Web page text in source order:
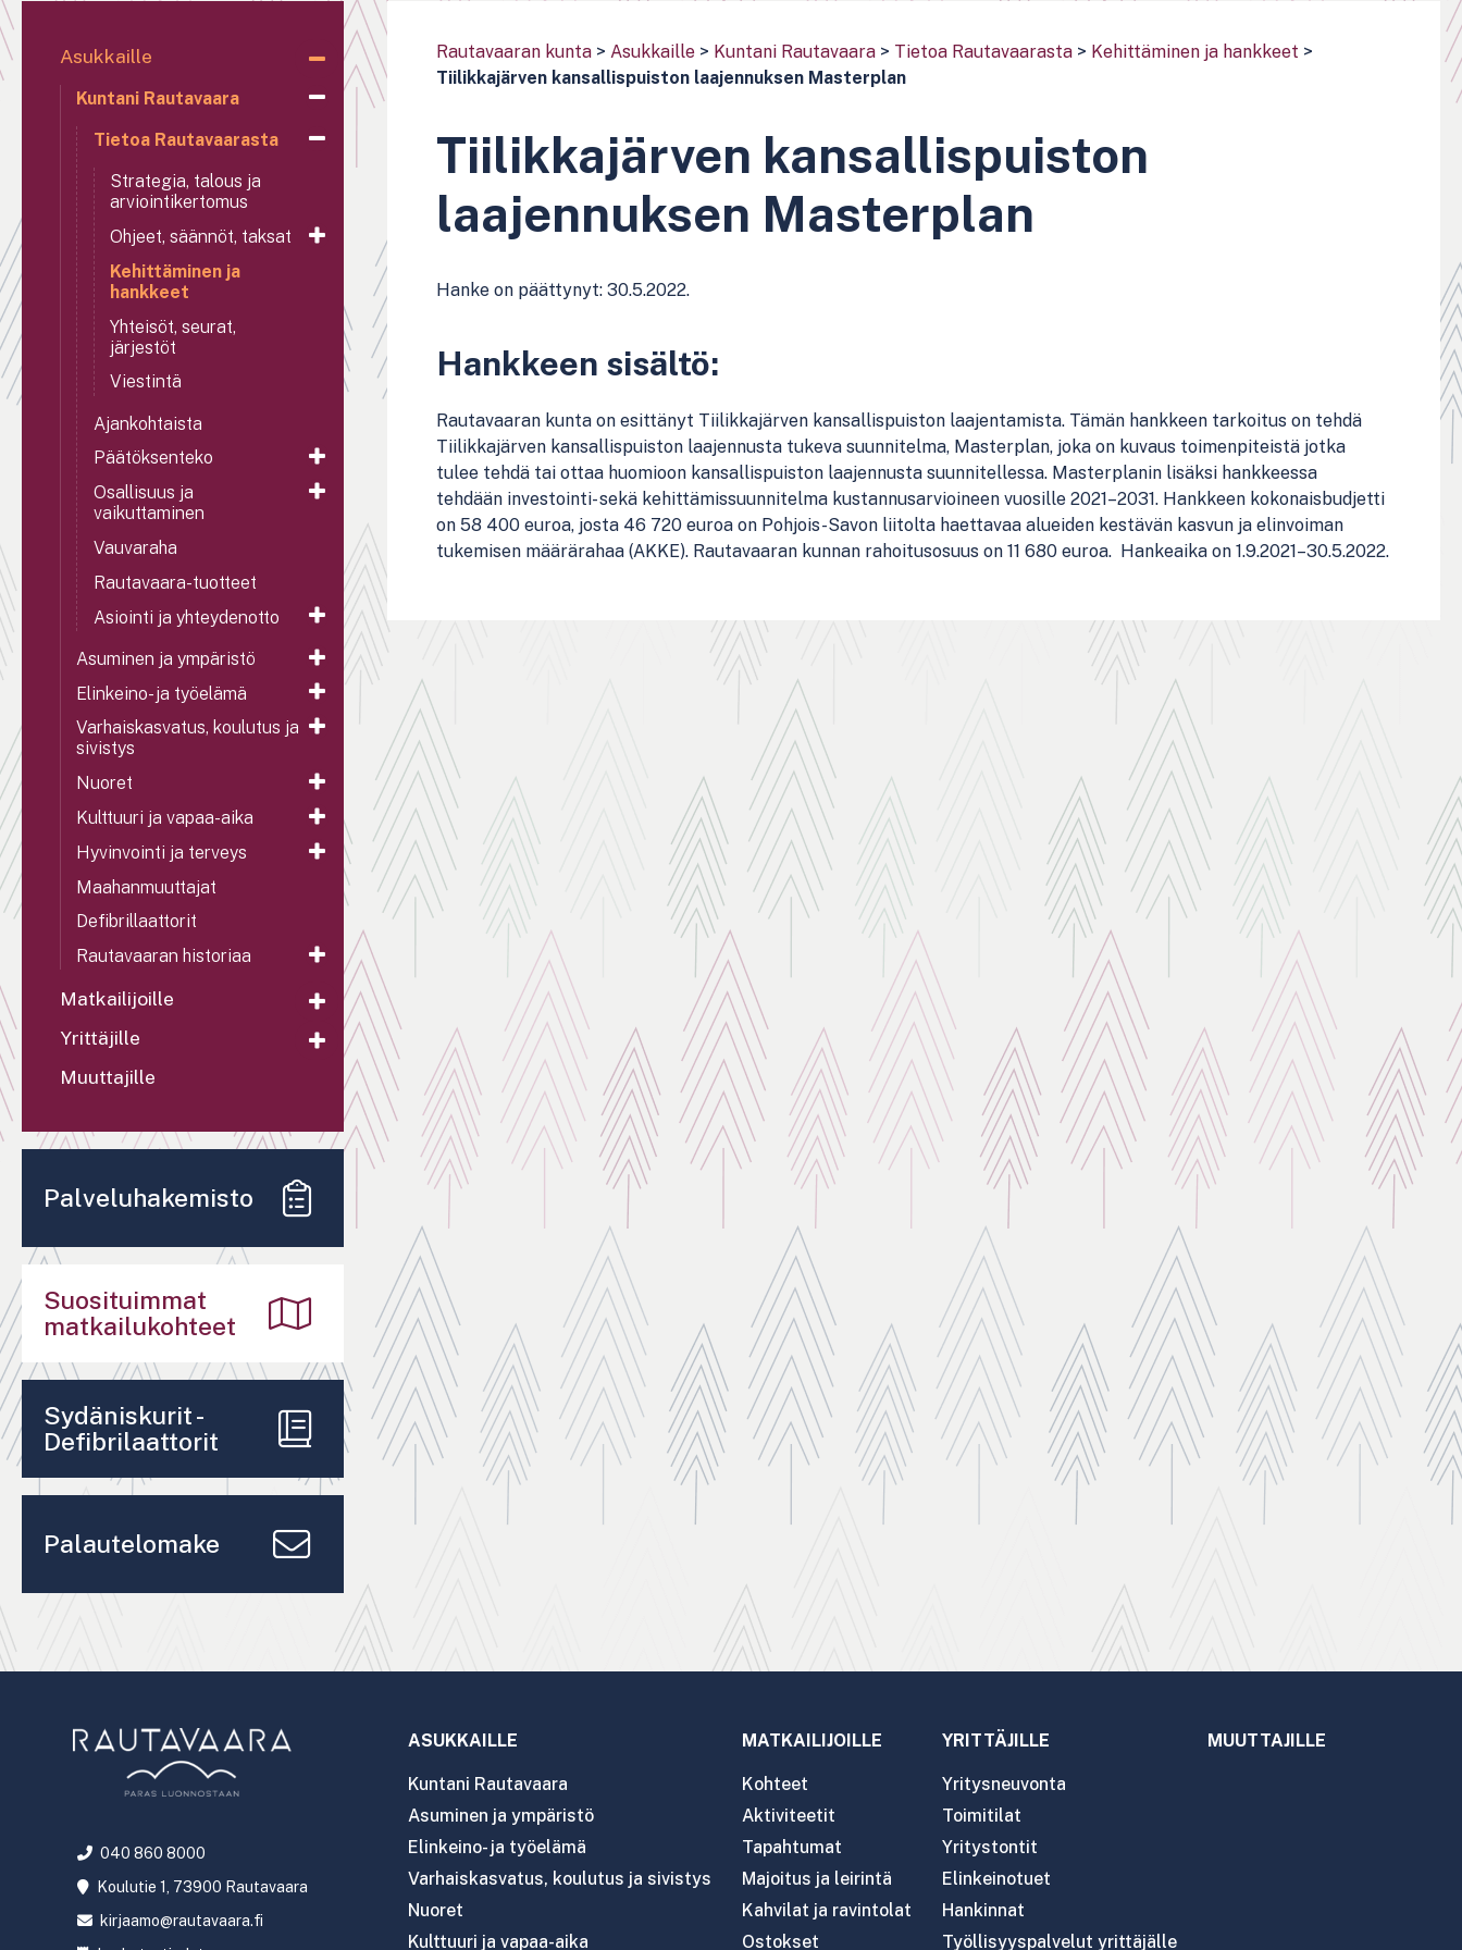
Rautavaaran kunta > Asukkaille > Kuntani Rautavaara > Tietoa Rautavaarasta > Kehittäminen ja hankkeet >
Tiilikkajärven kansallispuiston laajennuksen Masterplan
Tiilikkajärven kansallispuiston
laajennuksen Masterplan
Hanke on päättynyt: 30.5.2022.
Hankkeen sisältö:
Rautavaaran kunta on esittänyt Tiilikkajärven kansallispuiston laajentamista. Tämän hankkeen tarkoitus on tehdä
Tiilikkajärven kansallispuiston laajennusta tukeva suunnitelma, Masterplan, joka on kuvaus toimenpiteistä jotka
tulee tehdä tai ottaa huomioon kansallispuiston laajennusta suunnitellessa. Masterplanin lisäksi hankkeessa
tehdään investointi- sekä kehittämissuunnitelma kustannusarvioineen vuosille 2021–2031. Hankkeen kokonaisbudjetti
on 58 400 euroa, josta 46 720 euroa on Pohjois-Savon liitolta haettavaa alueiden kestävän kasvun ja elinvoiman
tukemisen määrärahaa (AKKE). Rautavaaran kunnan rahoitusosuus on 11 680 euroa. Hankeaika on 1.9.2021–30.5.2022.
Asukkaille
Kuntani Rautavaara
Tietoa Rautavaarasta
Strategia, talous ja
arviointikertomus
Ohjeet, säännöt, taksat
Kehittäminen ja
hankkeet
Yhteisöt, seurat,
järjestöt
Viestintä
Ajankohtaista
Päätöksenteko
Osallisuus ja
vaikuttaminen
Vauvaraha
Rautavaara-tuotteet
Asiointi ja yhteydenotto
Asuminen ja ympäristö
Elinkeino- ja työelämä
Varhaiskasvatus, koulutus ja
sivistys
Nuoret
Kulttuuri ja vapaa-aika
Hyvinvointi ja terveys
Maahanmuuttajat
Defibrillaattorit
Rautavaaran historiaa
Matkailijoille
Yrittäjille
Muuttajille
Palveluhakemisto
Suosituimmat
matkailukohteet
Sydäniskurit -
Defibrilaattorit
Palautelomake
040 860 8000
Koulutie 1, 73900 Rautavaara
kirjaamo@rautavaara.fi
ASUKKAILLE
Kuntani Rautavaara
Asuminen ja ympäristö
Elinkeino- ja työelämä
Varhaiskasvatus, koulutus ja sivistys
Nuoret
Kulttuuri ja vapaa-aika
MATKAILIJOILLE
Kohteet
Aktiviteetit
Tapahtumat
Majoitus ja leirintä
Kahvilat ja ravintolat
Ostokset
YRITTÄJILLE
Yritysneuvonta
Toimitilat
Yritystontit
Elinkeinotuet
Hankinnat
Työllisyyspalvelut yrittäjälle
MUUTTAJILLE